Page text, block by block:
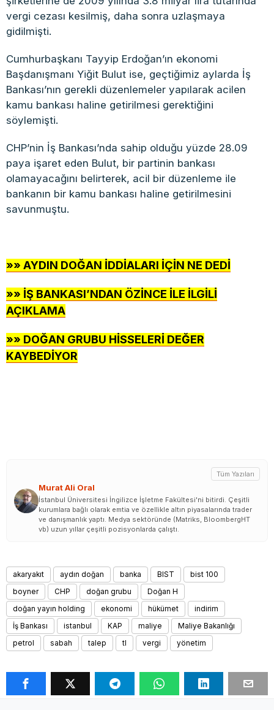
vergi cezası kesilmiş, daha sonra uzlaşmaya
gidilmişti.
Cumhurbaşkanı Tayyip Erdoğan’ın ekonomi
Başdanışmanı Yiğit Bulut ise, geçtiğimiz aylarda İş
Bankası’nın gerekli düzenlemeler yapılarak acilen
kamu bankası haline getirilmesi gerektiğini
söylemişti.
CHP’nin İş Bankası’nda sahip olduğu yüzde 28.09
paya işaret eden Bulut, bir partinin bankası
olamayacağını belirterek, acil bir düzenleme ile
bankanın bir kamu bankası haline getirilmesini
savunmuştu.
»» AYDIN DOĞAN İDDİALARI İÇİN NE DEDİ
»» İŞ BANKASI’NDAN ÖZİNCE İLE İLGİLİ
AÇIKLAMA
»» DOĞAN GRUBU HİSSELERİ DEĞER
KAYBEDİYOR
Murat Ali Oral
Tüm Yazıları
İstanbul Üniversitesi İngilizce İşletme Fakültesi'ni bitirdi. Çeşitli
kurumlara bağlı olarak emtia ve özellikle altın piyasalarında trader
ve danışmanlık yaptı. Medya sektöründe (Matriks, BloombergHT
vb) uzun yıllar çeşitli pozisyonlarda çalıştı.
akaryakıt aydın doğan banka BIST
bist 100
boyner
CHP doğan grubu
Doğan H
doğan yayın holding
ekonomi hükümet
indirim
İş Bankası
istanbul KAP maliye
Maliye Bakanlığı
petrol
sabah talep tl vergi yönetim